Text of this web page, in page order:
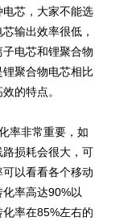
芯，大家不能选
输出效率很低，
电芯和锂聚合物
聚合物电芯相比
的特点。
非常重要，如
损耗会很大，可
以看看各个移动
率高达90%以
化率在85%左右的